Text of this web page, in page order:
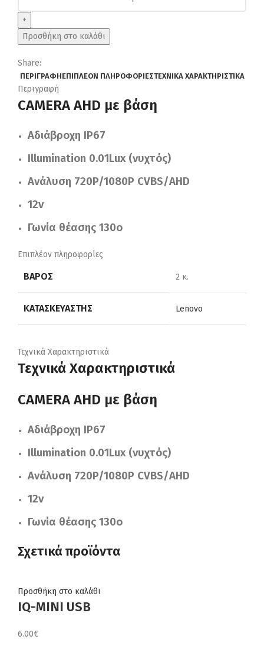
CAM
906
ποσότητα
Προσθήκη στο καλάθι
Share:
ΠΕΡΙΓΡΑΦΉΕΠΙΠΛΈΟΝ ΠΛΗΡΟΦΟΡΊΕΣΤΕΧΝΙΚΆ ΧΑΡΑΚΤΗΡΙΣΤΙΚΆ
Περιγραφή
CAMERA AHD με βάση
Αδιάβροχη IP67
Illumination 0.01Lux (νυχτός)
Ανάλυση 720P/1080P CVBS/AHD
12v
Γωνία θέασης 130ο
Επιπλέον πληροφορίες
ΒΆΡΟΣ 2 κ.
ΚΑΤΑΣΚΕΥΑΣΤΉΣ Lenovo
Τεχνικά Χαρακτηριστικά
Τεχνικά Χαρακτηριστικά
CAMERA AHD με βάση
Αδιάβροχη IP67
Illumination 0.01Lux (νυχτός)
Ανάλυση 720P/1080P CVBS/AHD
12v
Γωνία θέασης 130ο
Σχετικά προϊόντα
Προσθήκη στο καλάθι
IQ-MINI USB
6.00€